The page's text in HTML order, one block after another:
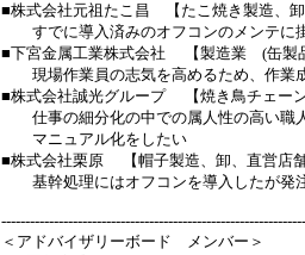
■株式会社元祖たこ昌 【たこ焼き製造、
すでに導入済みのオフコンのメンテに
■下宮金属工業株式会社 【製造業 (缶製
現場作業員の志気を高めるため、作業
■株式会社誠光グループ 【焼き鳥チェー
仕事の細分化の中での属人性の高い職
マニュアル化をしたい
■株式会社栗原 【帽子製造、卸、直営店
基幹処理にはオフコンを導入したが発
＜アドバイザリーボード メンバー＞